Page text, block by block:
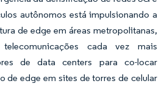
autônomos está impulsionando a
de edge em áreas metropolitanas,
cada vez mais
de data centers para co-locar
de edge em sites de torres de celular